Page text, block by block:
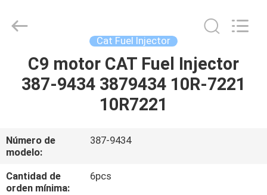
CASA
LOS
VÍDEOS
Parts
Cat Fuel Injector
C9 motor CAT Fuel Injector
387-9434 3879434 10R-7221
10R7221
Número de
modelo:
387-9434
Cantidad de
orden mínima:
6pcs